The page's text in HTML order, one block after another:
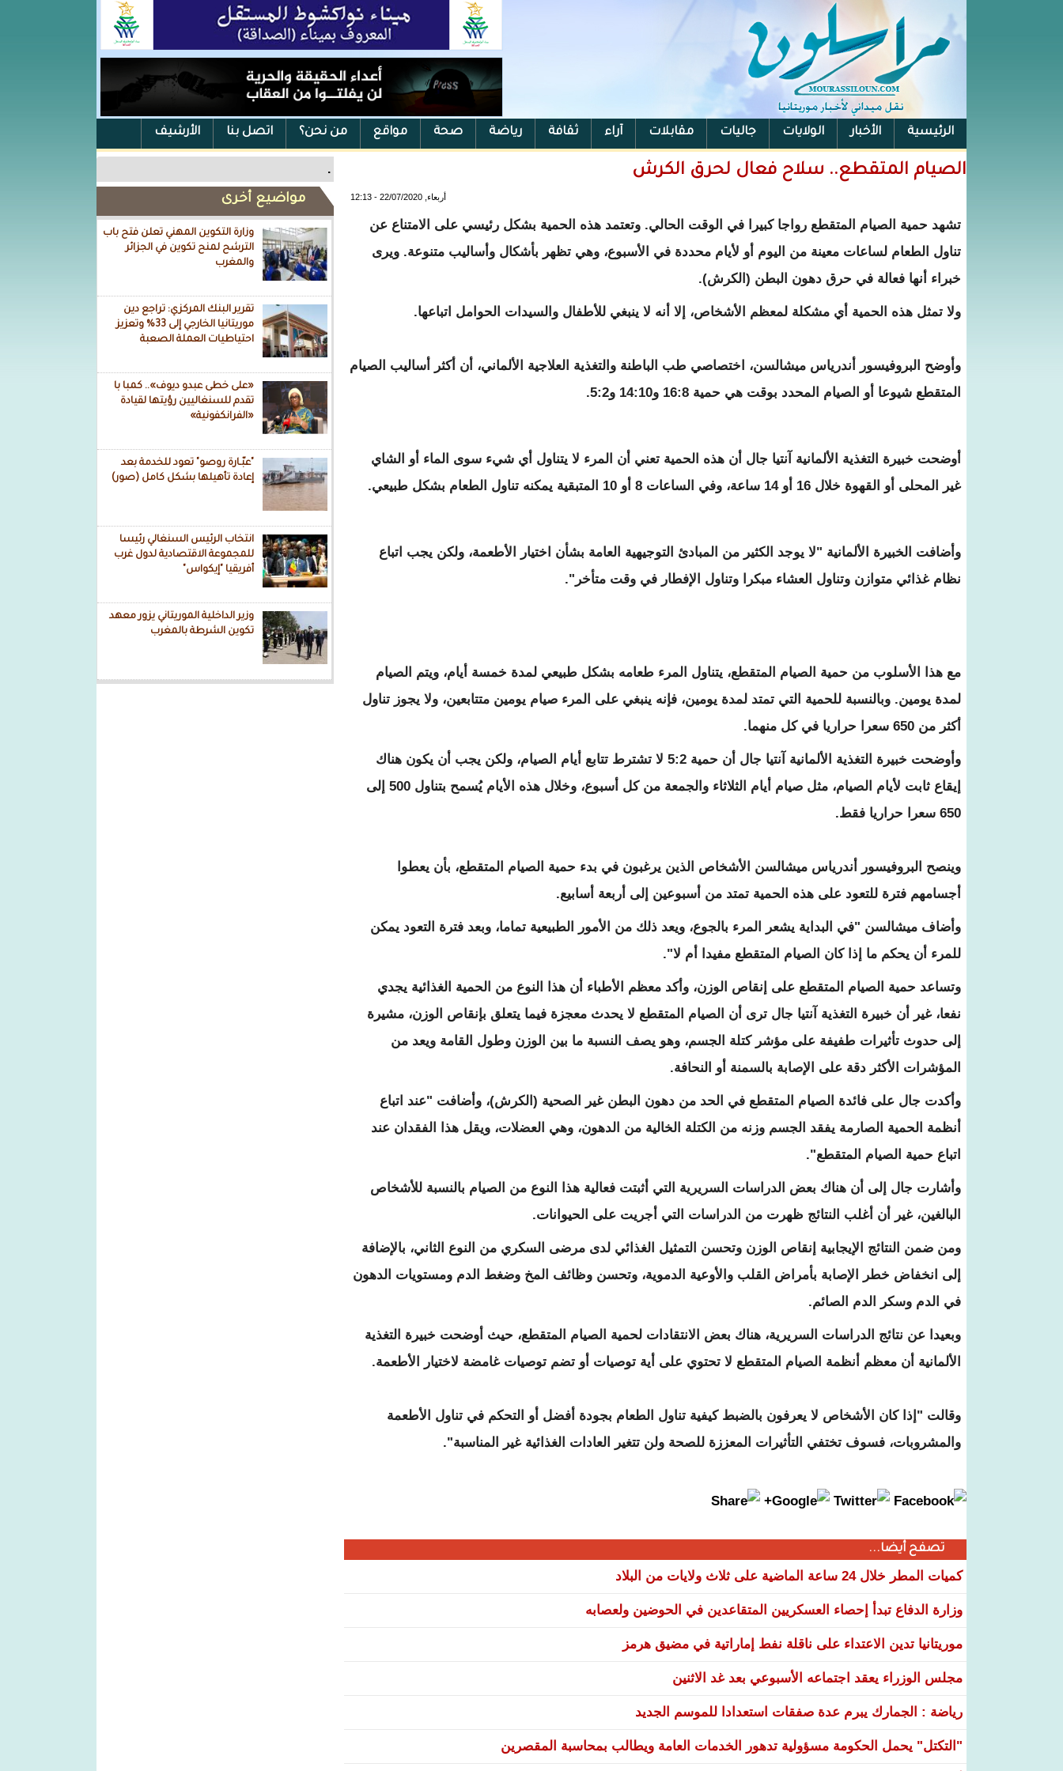
الرئيسية الأخبار الولايات جاليات مقابلات آراء ثقافة رياضة صحة مواقع من نحن؟ اتصل بنا الأرشيف
الفيس بوك .
مواضيع أخرى
وزارة التكوين المهني تعلن فتح باب
الترشح لمنح تكوين في الجزائر
والمغرب
تقرير البنك المركزي: تراجع دين
موريتانيا الخارجي إلى 33% وتعزيز
احتياطيات العملة الصعبة
«على خطى عبدو ديوف».. كمبا با
تقدم للسنغاليين رؤيتها لقيادة
«الفرانكفونية»
"عبّـارة روصو" تعود للخدمة بعد
إعادة تأهيلها بشكل كامل (صور)
انتخاب الرئيس السنغالي رئيسا
للمجموعة الاقتصادية لدول غرب
أفريقيا "إيكواس"
وزير الداخلية الموريتاني يزور معهد
تكوين الشرطة بالمغرب
الصيام المتقطع.. سلاح فعال لحرق الكرش
أربعاء, 22/07/2020 - 12:13
تشهد حمية الصيام المتقطع رواجا كبيرا في ‫الوقت الحالي. وتعتمد هذه الحمية بشكل رئيسي على الامتناع عن
تناول ‫الطعام لساعات معينة من اليوم أو لأيام محددة في الأسبوع، وهي تظهر ‫بأشكال وأساليب متنوعة. ويرى
خبراء أنها فعالة في حرق دهون البطن (الكرش).
ولا تمثل هذه ‫الحمية أي مشكلة لمعظم الأشخاص، إلا أنه لا ينبغي للأطفال والسيدات ‫الحوامل اتباعها.
‫‫وأوضح البروفيسور أندرياس ميشالسن، اختصاصي طب الباطنة والتغذية العلاجية ‫الألماني، أن أكثر أساليب الصيام
المتقطع شيوعا أو الصيام المحدد بوقت ‫هي حمية 16:8 و14:10 و5:2.
أوضحت خبيرة التغذية الألمانية آنتيا جال أن هذه الحمية تعني ‫أن المرء لا يتناول أي شيء سوى الماء أو الشاي
غير المحلى أو القهوة ‫خلال 16 أو 14 ساعة، وفي الساعات 8 أو 10 المتبقية يمكنه تناول الطعام ‫بشكل طبيعي.
وأضافت الخبيرة الألمانية "لا يوجد الكثير من المبادئ التوجيهية ‫العامة بشأن اختيار الأطعمة، ولكن يجب اتباع
نظام غذائي متوازن وتناول ‫العشاء مبكرا وتناول الإفطار في وقت متأخر".
‫مع هذا الأسلوب من حمية الصيام المتقطع، يتناول المرء طعامه بشكل طبيعي ‫لمدة خمسة أيام، ويتم الصيام
لمدة يومين. وبالنسبة للحمية التي تمتد ‫لمدة يومين، فإنه ينبغي على المرء صيام يومين متتابعين، ولا يجوز تناول
‫أكثر من 650 سعرا حراريا في كل منهما.
‫وأوضحت خبيرة التغذية الألمانية آنتيا جال أن حمية 5:2 لا تشترط تتابع ‫أيام الصيام، ولكن يجب أن يكون هناك
إيقاع ثابت لأيام الصيام، مثل صيام ‫أيام الثلاثاء والجمعة من كل أسبوع، وخلال هذه الأيام يُسمح بتناول 500 ‫إلى
650 سعرا حراريا فقط.
‫وينصح البروفيسور أندرياس ميشالسن الأشخاص الذين يرغبون في بدء حمية ‫الصيام المتقطع، بأن يعطوا
أجسامهم فترة للتعود على هذه الحمية تمتد من ‫أسبوعين إلى أربعة أسابيع.
وأضاف ميشالسن "في البداية يشعر المرء ‫بالجوع، ويعد ذلك من الأمور الطبيعية تماما، وبعد فترة التعود يمكن
‫للمرء أن يحكم ما إذا كان الصيام المتقطع مفيدا أم لا".
وتساعد حمية الصيام المتقطع على إنقاص الوزن، وأكد معظم الأطباء أن هذا ‫النوع من الحمية الغذائية يجدي
نفعا، غير أن خبيرة التغذية آنتيا جال ‫ترى أن الصيام المتقطع لا يحدث معجزة فيما يتعلق بإنقاص الوزن، مشيرة
‫إلى حدوث تأثيرات طفيفة على مؤشر كتلة الجسم، وهو يصف النسبة ما بين ‫الوزن وطول القامة ويعد من
المؤشرات الأكثر دقة على الإصابة بالسمنة أو ‫النحافة.
‫‫وأكدت جال على فائدة الصيام المتقطع في الحد من دهون البطن غير ‫الصحية (الكرش)، وأضافت "عند اتباع
أنظمة الحمية الصارمة يفقد الجسم وزنه ‫من الكتلة الخالية من الدهون، وهي العضلات، ويقل هذا الفقدان عند
اتباع ‫حمية الصيام المتقطع".
‫‫وأشارت جال إلى أن هناك بعض الدراسات السريرية التي أثبتت فعالية هذا ‫النوع من الصيام بالنسبة للأشخاص
البالغين، غير أن أغلب النتائج ظهرت من ‫الدراسات التي أجريت على الحيوانات.
ومن ضمن النتائج الإيجابية إنقاص ‫الوزن وتحسن التمثيل الغذائي لدى مرضى السكري من النوع الثاني، بالإضافة
إلى ‫انخفاض خطر الإصابة بأمراض القلب والأوعية الدموية، وتحسن وظائف المخ ‫وضغط الدم ومستويات الدهون
في الدم وسكر الدم الصائم.
‫‫وبعيدا عن نتائج الدراسات السريرية، هناك بعض الانتقادات لحمية الصيام ‫المتقطع، حيث أوضحت خبيرة التغذية
الألمانية أن معظم أنظمة الصيام المتقطع لا تحتوي ‫على أية توصيات أو تضم توصيات غامضة لاختيار الأطعمة.
وقالت "إذا كان الأشخاص لا يعرفون بالضبط كيفية تناول الطعام ‫بجودة أفضل أو التحكم في تناول الأطعمة
والمشروبات، فسوف تختفي ‫التأثيرات المعززة للصحة ولن تتغير العادات الغذائية غير المناسبة".
تصفح أيضا...
كميات المطر خلال 24 ساعة الماضية على ثلاث ولايات من البلاد
وزارة الدفاع تبدأ إحصاء العسكريين المتقاعدين في الحوضين ولعصابه
موريتانيا تدين الاعتداء على ناقلة نفط إماراتية في مضيق هرمز
مجلس الوزراء يعقد اجتماعه الأسبوعي بعد غد الاثنين
رياضة : الجمارك يبرم عدة صفقات استعدادا للموسم الجديد
"التكتل" يحمل الحكومة مسؤولية تدهور الخدمات العامة ويطالب بمحاسبة المقصرين